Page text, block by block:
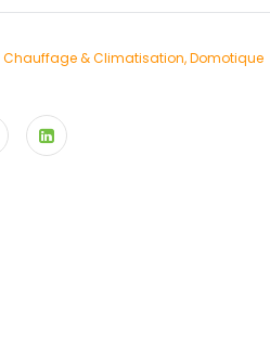
Chauffage & Climatisation,Domotique